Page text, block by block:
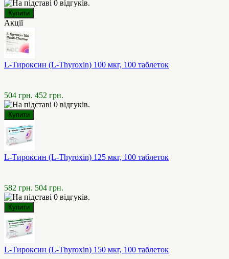
Акції
L-Тироксин (L-Thyroxin) 100 мкг, 100 таблеток
504 грн. 452 грн.
L-Тироксин (L-Thyroxin) 125 мкг, 100 таблеток
582 грн. 504 грн.
L-Тироксин (L-Thyroxin) 150 мкг, 100 таблеток